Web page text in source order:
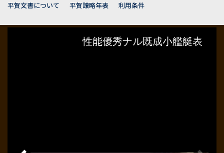
平賀文書について
平賀譲略年表 利用条件